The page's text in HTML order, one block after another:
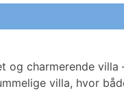
og charmerende
villa, hvor